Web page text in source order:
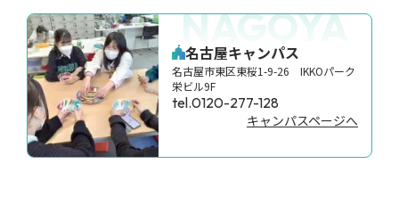
NAGOYA
名古屋キャンパス
名古屋市東区東桜1-9-26 IKKOパーク
栄ビル9F
tel.0120-277-128
キャンパスページへ